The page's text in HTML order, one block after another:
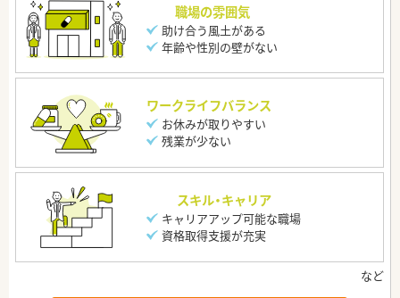
職場の雰囲気
助け合う風土がある
年齢や性別の壁がない
ワークライフバランス
お休みが取りやすい
残業が少ない
スキル・キャリア
キャリアアップ可能な職場
資格取得支援が充実